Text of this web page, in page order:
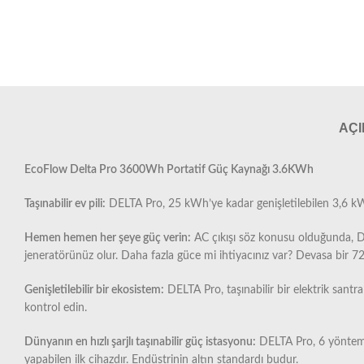
EcoFlow Delta Pro 3600Wh Portatif Güç Kaynağı 3.6KWh
Taşınabilir ev pili: DELTA Pro, 25 kWh’ye kadar genişletilebilen 3,6
Hemen hemen her şeye güç verin: AC çıkışı söz konusu
jeneratörünüz olur. Daha fazla güce mi ihtiyacınız var? Devasa bir
Genişletilebilir bir ekosistem: DELTA Pro, taşınabilir bir elektrik
kontrol edin.
Dünyanın en hızlı şarjlı taşınabilir güç istasyonu: DELTA Pro, 6
yapabilen ilk cihazdır. Endüstrinin altın standardı budur.